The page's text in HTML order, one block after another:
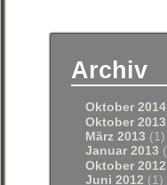
Archiv
Oktober 2014
Oktober 2013
März 2013 (1)
Januar 2013
Oktober 2012
Juni 2012 (1)